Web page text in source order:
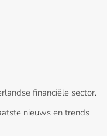
financiële sector.
nieuws en trends